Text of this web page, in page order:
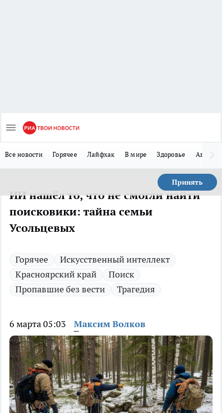
Все новости Горячее Лайфхак В мире Здоровье Авто
Принять
ИИ нашёл то, что не смогли найти
поисковики: тайна семьи
Усольцевых
Горячее
Искусственный интеллект
Красноярский край
Поиск
Пропавшие без вести
Трагедия
6 марта 05:03 Максим Волков